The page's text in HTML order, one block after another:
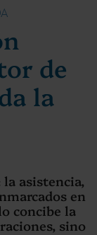
de
la
asistencia,
en
concibe la
sino